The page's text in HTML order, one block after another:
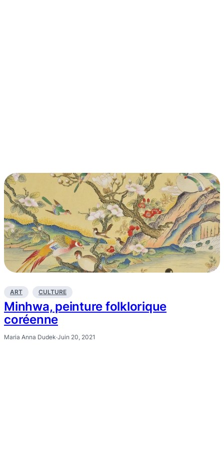
ART CULTURE
Minhwa, peinture folklorique
coréenne
Maria Anna Dudek·Juin 20, 2021